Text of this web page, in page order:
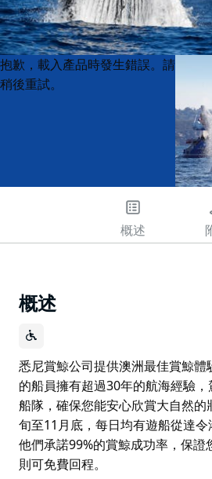
Product
List
Product
List
抱歉，載入產品時發生錯誤。請
稍後重試。
概述
概述
悉尼賞鯨公司提供澳洲最佳賞鯨體
的船員擁有超過30年的航海經驗
船隊，確保您能安心欣賞大自然的
旬至11月底，每日均有遊船從達令
他們承諾99%的賞鯨成功率，保證
則可免費回程。